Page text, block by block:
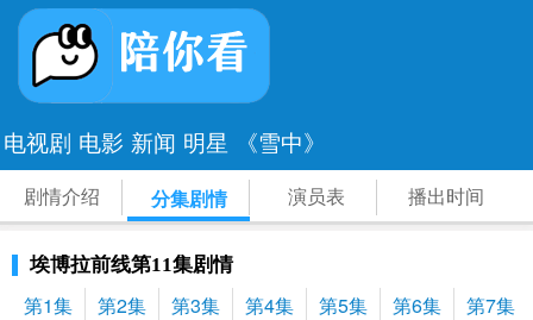
电视剧 电影 新闻 明星 《雪中》
剧情介绍 分集剧情 演员表 播出时间
埃博拉前线第11集剧情
第1集 第2集 第3集 第4集 第5集 第6集 第7集